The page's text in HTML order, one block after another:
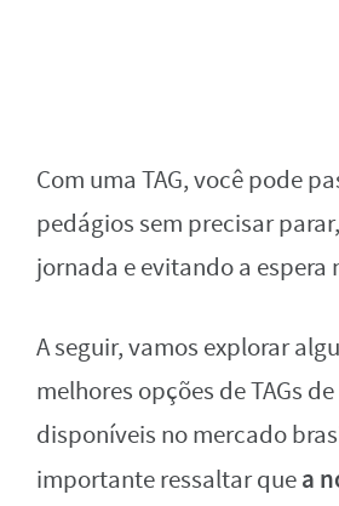
Com uma TAG, você pode
pedágios sem precisar
jornada e evitando a espera
A seguir, vamos explorar
melhores opções de TAGs
disponíveis no mercado
importante ressaltar quea